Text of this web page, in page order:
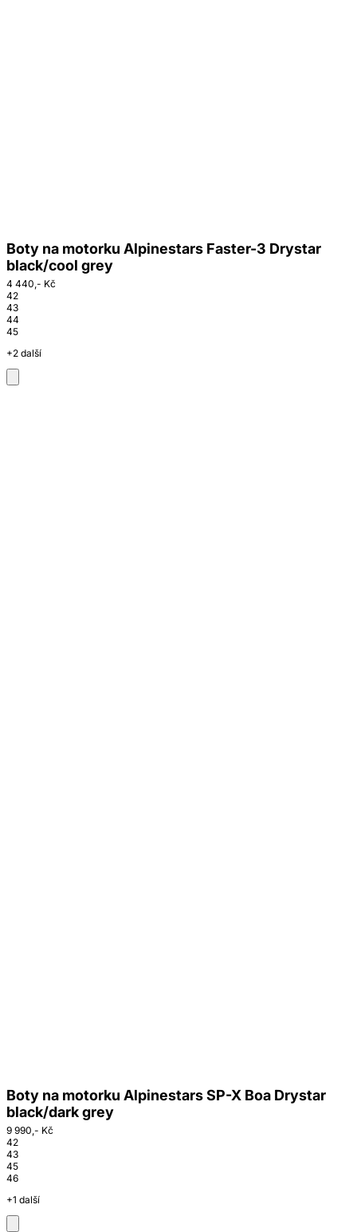
Boty na motorku Alpinestars Faster-3 Drystar
black/cool grey
4 440,- Kč
42
43
44
45
+2 další
Boty na motorku Alpinestars SP-X Boa Drystar
black/dark grey
9 990,- Kč
42
43
45
46
+1 další